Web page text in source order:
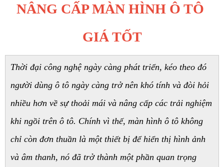
NÂNG CẤP MÀN HÌNH Ô TÔ
GIÁ TỐT
Thời đại công nghệ ngày càng phát triển, kéo theo đó
người dùng ô tô ngày càng trở nên khó tính và đòi hỏi
nhiều hơn về sự thoải mái và nâng cấp các trải nghiệm
khi ngồi trên ô tô. Chính vì thế, màn hình ô tô không
chỉ còn đơn thuần là một thiết bị để hiển thị hình ảnh
và âm thanh, nó đã trở thành một phần quan trọng